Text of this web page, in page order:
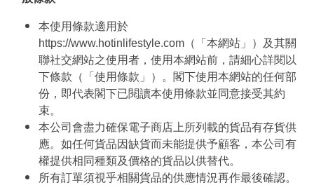
本使用條款適用於
https://www.hotinlifestyle.com（「本網站」）及其關
聯社交網站之使用者，使用本網站前，請細心詳閱以
下條款（「使用條款」）。閣下使用本網站的任何部
份，即代表閣下已閱讀本使用條款並同意接受其約
束。
本公司會盡力確保電子商店上所列載的貨品有存貨供
應。如任何貨品因缺貨而未能提供予顧客，本公司有
權提供相同種類及價格的貨品以供替代。
所有訂單須視乎相關貨品的供應情況再作最後確認。